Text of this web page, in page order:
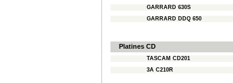
GARRARD 630S
GARRARD DDQ 650
Platines CD
TASCAM CD201
3A C210R